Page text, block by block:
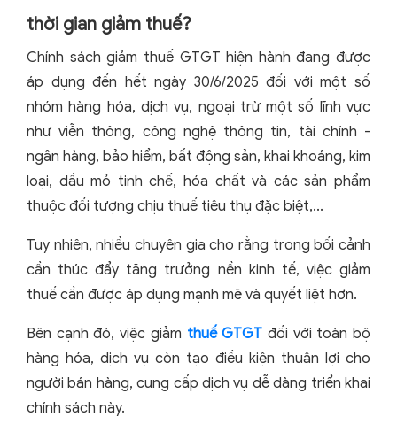
thời gian giảm thuế?
Chính sách giảm thuế GTGT hiện hành đang được
áp dụng đến hết ngày 30/6/2025 đối với một số
nhóm hàng hóa, dịch vụ, ngoại trừ một số lĩnh vực
như viễn thông, công nghệ thông tin, tài chính -
ngân hàng, bảo hiểm, bất động sản, khai khoáng, kim
loại, dầu mỏ tinh chế, hóa chất và các sản phẩm
thuộc đối tượng chịu thuế tiêu thụ đặc biệt,...
Tuy nhiên, nhiều chuyên gia cho rằng trong bối cảnh
cần thúc đẩy tăng trưởng nền kinh tế, việc giảm
thuế cần được áp dụng mạnh mẽ và quyết liệt hơn.
Bên cạnh đó, việc giảm thuế GTGT đối với toàn bộ
hàng hóa, dịch vụ còn tạo điều kiện thuận lợi cho
người bán hàng, cung cấp dịch vụ dễ dàng triển khai
chính sách này.